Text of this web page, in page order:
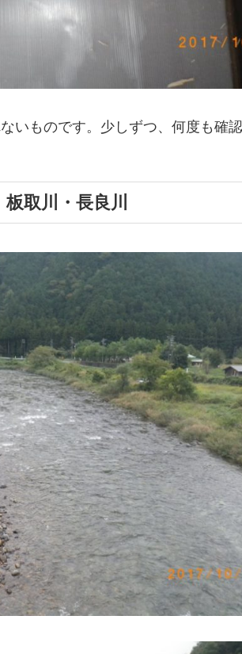
いものです。少しずつ、何度も確
板取川・長良川